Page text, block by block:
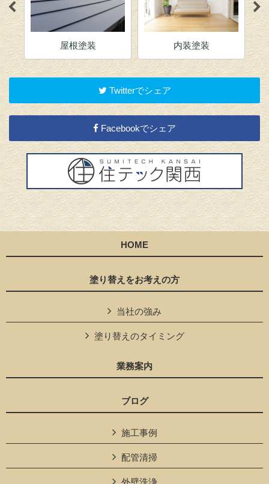
屋根塗装 内装塗装
Twitterでシェア
Facebookでシェア
HOME
塗り替えをお考えの方
当社の強み
塗り替えのタイミング
業務案内
ブログ
施工事例
配管清掃
外壁洗浄